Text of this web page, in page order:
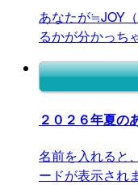
あなたが≒JOY
るかが分かっち
２０２６年夏の
名前を入れると
ードが表示され